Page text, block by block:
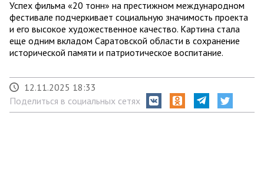
Успех фильма «20 тонн» на престижном международном
фестивале подчеркивает социальную значимость проекта
и его высокое художественное качество. Картина стала
еще одним вкладом Саратовской области в сохранение
исторической памяти и патриотическое воспитание.
12.11.2025 18:33
Поделиться в социальных сетях